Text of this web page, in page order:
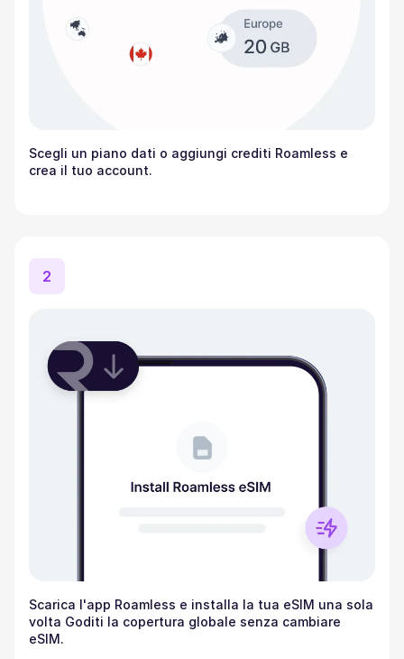
Scegli un piano dati o aggiungi crediti Roamless e
crea il tuo account.
2
Scarica l'app Roamless e installa la tua eSIM una sola
volta Goditi la copertura globale senza cambiare
eSIM.